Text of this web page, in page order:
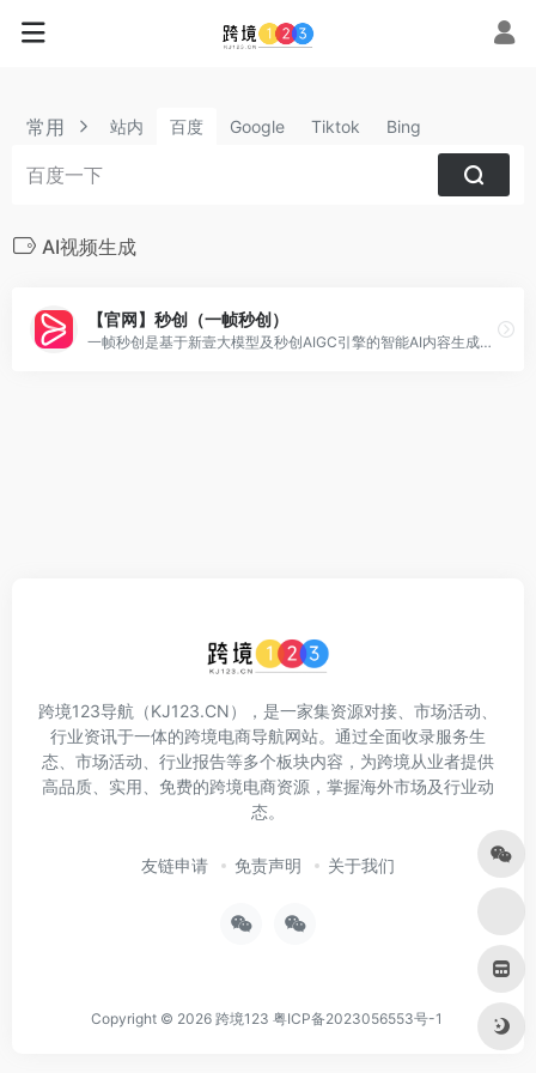
常用 站内 百度 Google Tiktok Bing
AI视频生成
【官网】秒创（一帧秒创）
一帧秒创是基于新壹大模型及秒创AIGC引擎的智能AI内容生成平台，包含AI数字人、AI帮写、AI视频、AI作画等AIGC工具，可将百家号、公众号、头条号、搜狐号、新浪微博、小红书等文章一键转视频，一键生成数字人播报视频，为企业及自媒体提供一站式视频生产，全面提升内容创作效率。
跨境123导航（KJ123.CN），是一家集资源对接、市场活动、
行业资讯于一体的跨境电商导航网站。通过全面收录服务生
态、市场活动、行业报告等多个板块内容，为跨境从业者提供
高品质、实用、免费的跨境电商资源，掌握海外市场及行业动
态。
友链申请 免责声明 关于我们
Copyright © 2026 跨境123 粤ICP备2023056553号-1